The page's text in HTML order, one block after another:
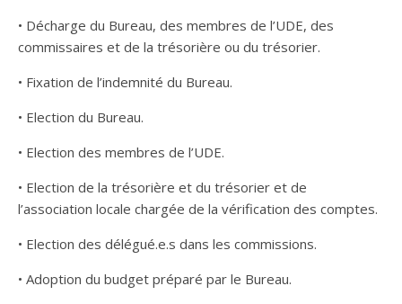
• Décharge du Bureau, des membres de l’UDE, des
commissaires et de la trésorière ou du trésorier.
• Fixation de l’indemnité du Bureau.
• Election du Bureau.
• Election des membres de l’UDE.
• Election de la trésorière et du trésorier et de
l’association locale chargée de la vérification des comptes.
• Election des délégué.e.s dans les commissions.
• Adoption du budget préparé par le Bureau.